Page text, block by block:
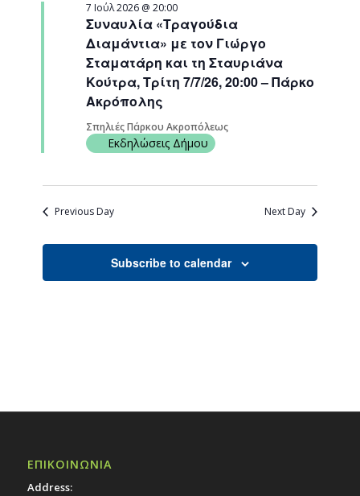
Συναυλία «Τραγούδια
Διαμάντια» με τον Γιώργο
Σταματάρη και τη Σταυριάνα
Κούτρα, Τρίτη 7/7/26, 20:00 – Πάρκο
Ακρόπολης
7 Ιούλ 2026 @ 20:00
Σπηλιές Πάρκου Ακροπόλεως
Εκδηλώσεις Δήμου
Previous Day Next Day
Subscribe to calendar
ΕΠΙΚΟΙΝΩΝΙΑ
Address: